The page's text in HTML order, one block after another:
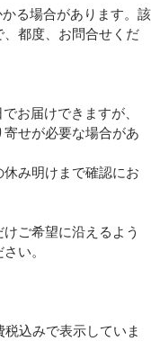
る場合があります。該
都度、お問合せくだ
お届けできますが、
せが必要な場合があ
み明けまで確認にお
ご希望に沿えるよう
い。
込みで表示していま